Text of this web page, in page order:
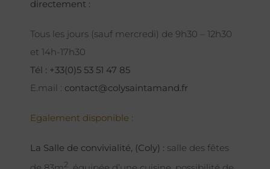
directement :
Tous les jours (sauf mercredi) de 9h30 – 12h30
et 14h-17h30
Tél : +33(0)5 53 51 47 85
E.mail : contact@colysaintamand.fr
Egalement disponible :
La Salle de convivialité, (Coly) : salle des fêtes
2